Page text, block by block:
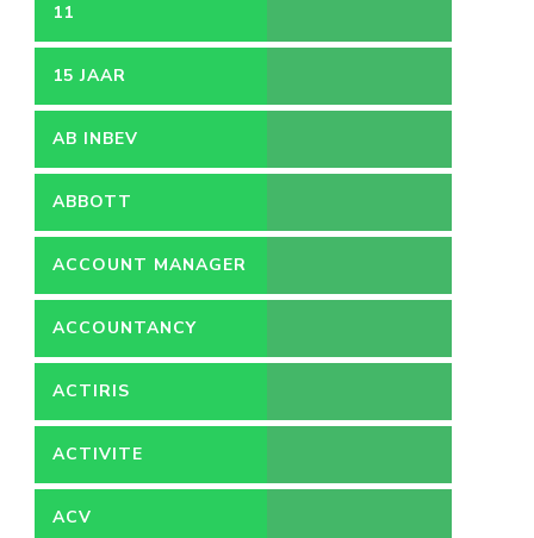
11
15 JAAR
AB INBEV
ABBOTT
ACCOUNT MANAGER
ACCOUNTANCY
ACTIRIS
ACTIVITE
ACV